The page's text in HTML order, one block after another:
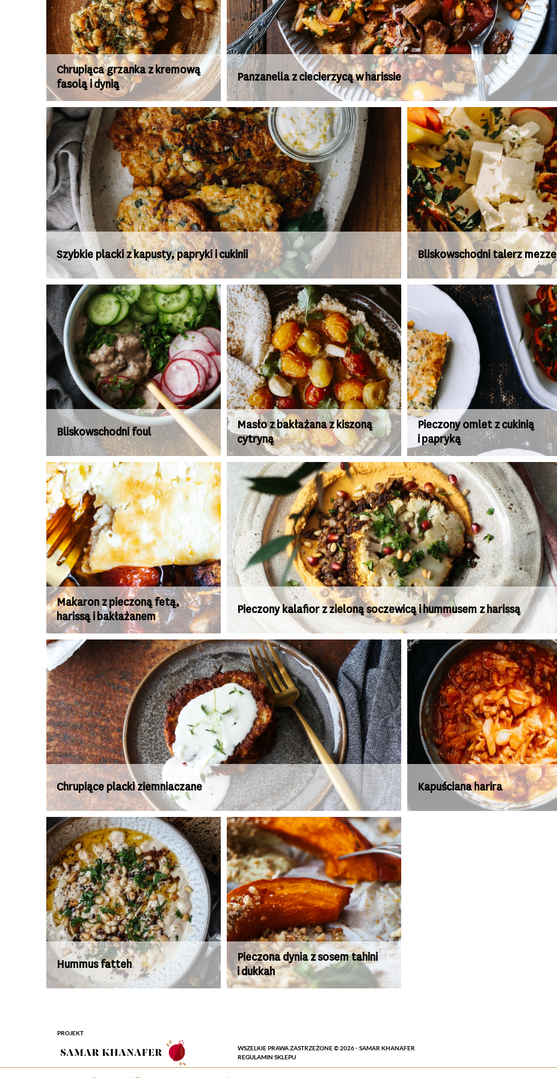
Chrupiąca grzanka z kremową
fasolą i dynią
Panzanella z ciecierzycą w harissie
Szybkie placki z kapusty, papryki i cukinii Bliskowschodni talerz mezze
Bliskowschodni foul
Masło z bakłażana z kiszoną
cytryną
Pieczony omlet z cukinią
i papryką
Makaron z pieczoną fetą,
harissą i bakłażanem
Pieczony kalafior z zieloną soczewicą i hummusem z harissą
Chrupiące placki ziemniaczane Kapuściana harira
Hummus fatteh
Pieczona dynia z sosem tahini
i dukkah
PROJEKT
WSZELKIE PRAWA ZASTRZEŻONE © 2026 - SAMAR KHANAFER
REGULAMIN SKLEPU